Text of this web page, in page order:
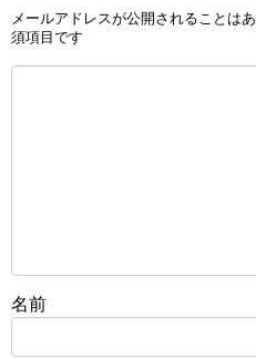
メールアドレスが公開されることはあ
須項目です
名前